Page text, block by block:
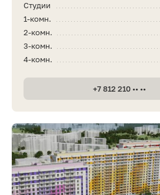
Студии
1-комн.
2-комн.
3-комн.
4-комн.
+7 812 210 •• ••